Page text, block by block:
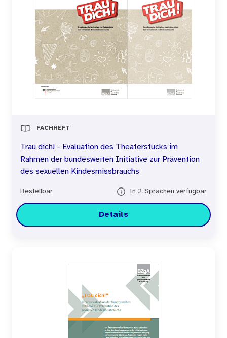
FACHHEFT
Trau dich! - Evaluation des Theaterstücks im
Rahmen der bundesweiten Initiative zur Prävention
des sexuellen Kindesmissbrauchs
Bestellbar In 2 Sprachen verfügbar
Details